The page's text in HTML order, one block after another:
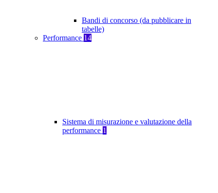
Bandi di concorso (da pubblicare in
tabelle)
Performance 14
Sistema di misurazione e valutazione della
performance 1